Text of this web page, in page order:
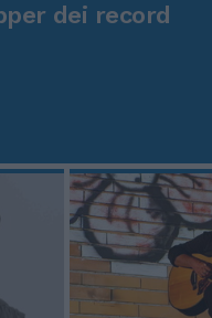
dei record